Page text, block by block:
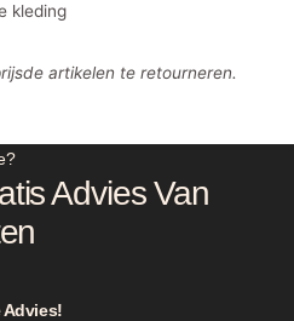
kleding
artikelen te retourneren.
Advies Van
Advies!